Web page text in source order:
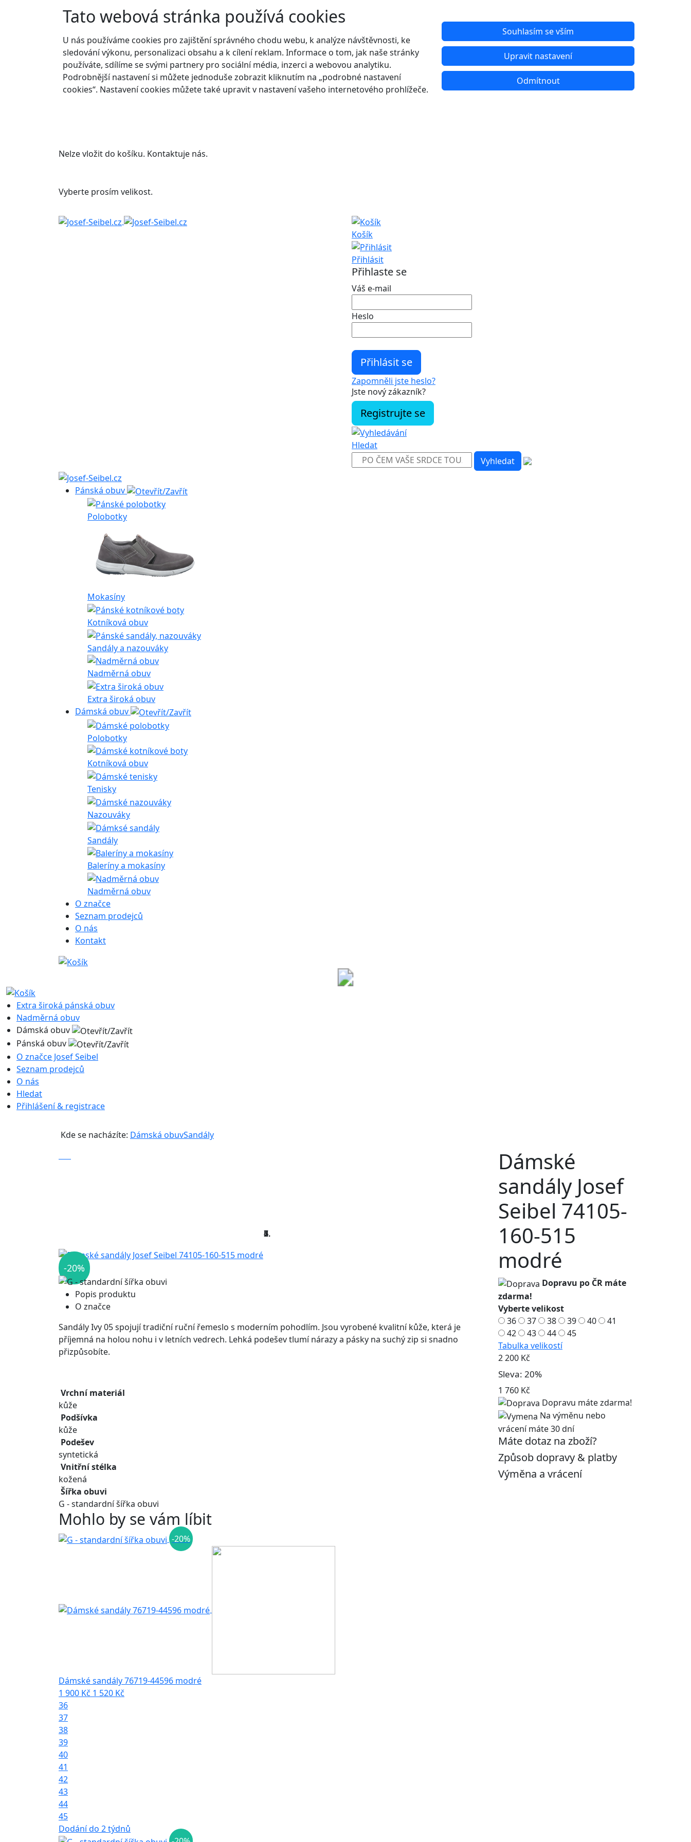
Tato webová stránka používá cookies
U nás používáme cookies pro zajištění správného chodu webu, k analýze návštěvnosti, ke
sledování výkonu, personalizaci obsahu a k cílení reklam. Informace o tom, jak naše stránky
používáte, sdílíme se svými partnery pro sociální média, inzerci a webovou analytiku.
Podrobnější nastavení si můžete jednoduše zobrazit kliknutím na „podrobné nastavení
cookies“. Nastavení cookies můžete také upravit v nastavení vašeho internetového prohlížeče.
Souhlasím se vším
Upravit nastavení
Odmítnout
Nelze vložit do košíku. Kontaktuje nás.
Vyberte prosím velikost.
Košík
Přihlásit
Přihlaste se
Váš e-mail
Heslo
Zapomněli jste heslo?
Jste nový zákazník?
Registrujte se
Hledat
Pánská obuv
Polobotky
Mokasíny
Kotníková obuv
Sandály a nazouváky
Nadměrná obuv
Extra široká obuv
Dámská obuv
Polobotky
Kotníková obuv
Tenisky
Nazouváky
Sandály
Baleríny a mokasíny
Nadměrná obuv
O značce
Seznam prodejců
O nás
Kontakt
Extra široká pánská obuv
Nadměrná obuv
Dámská obuv
Pánská obuv
O značce Josef Seibel
Seznam prodejců
O nás
Hledat
Přihlášení & registrace
Kde se nacházíte: Dámská obuvSandály
-20%
Popis produktu
O značce
Sandály Ivy 05 spojují tradiční ruční řemeslo s moderním pohodlím. Jsou vyrobené kvalitní kůže, která je
příjemná na holou nohu i v letních vedrech. Lehká podešev tlumí nárazy a pásky na suchý zip si snadno
přizpůsobíte.
Vrchní materiál
kůže
Podšívka
kůže
Podešev
syntetická
Vnitřní stélka
kožená
Šířka obuvi
G - standardní šířka obuvi
Mohlo by se vám líbit
-20%
Dámské sandály 76719-44596 modré
1 900 Kč 1 520 Kč
36
37
38
39
40
41
42
43
44
45
Dodání do 2 týdnů
Dámské
sandály Josef
Seibel 74105-
160-515
modré
Dopravu po ČR máte
zdarma!
Vyberte velikost
36
37 38 39 40
41
42
43 44
45
Tabulka velikostí
2 200 Kč
Sleva: 20%
1 760 Kč
Dopravu máte zdarma!
Na výměnu nebo
vrácení máte 30 dní
Máte dotaz na zboží?
Způsob dopravy & platby
Výměna a vrácení